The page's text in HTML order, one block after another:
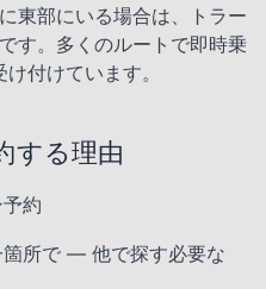
東部にいる場合は、トラー
す。多くのルートで即時乗
付けています。
する理由
約
所で — 他で探す必要な